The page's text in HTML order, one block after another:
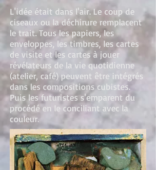
L'idée était dans l'air. Le coup de
ciseaux ou la déchirure remplacent
le trait. Tous les papiers, les
enveloppes, les timbres, les cartes
de visite et les cartes à jouer
révélateurs de la vie quotidienne
(atelier, café) peuvent être intégrés
dans les compositions cubistes.
Puis les futuristes s'emparent du
procédé en le conciliant avec la
couleur.